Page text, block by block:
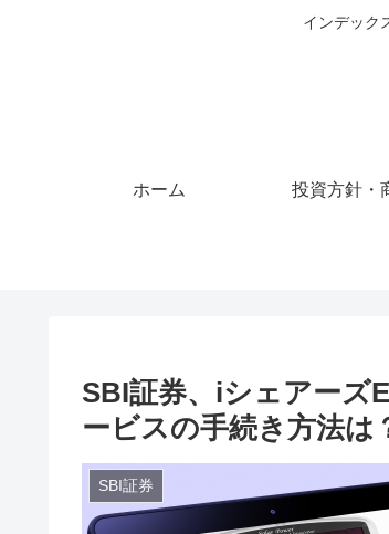
インデック
ホーム 投資方針・
SBI証券、iシェアーズ
ービスの手続き方法は
SBI証券